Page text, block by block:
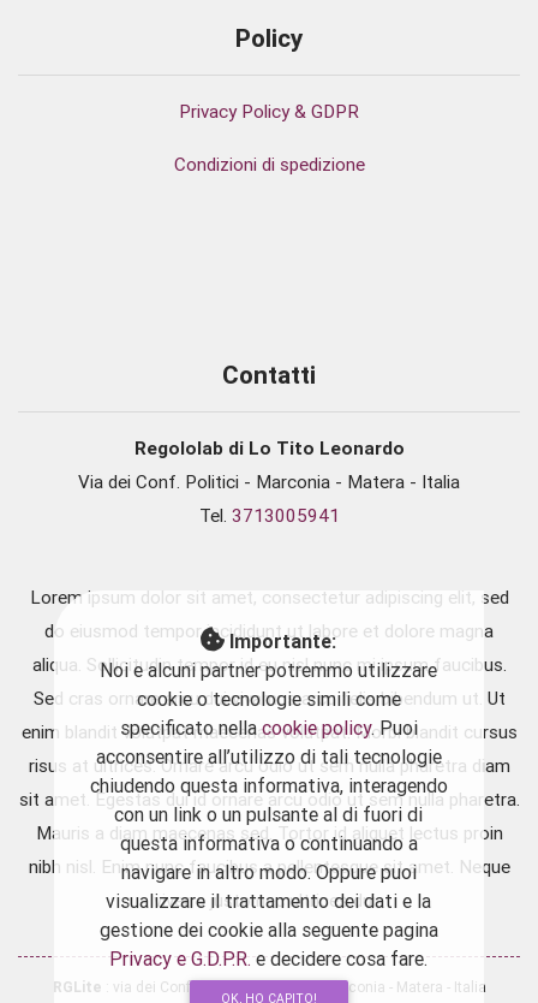
Policy
Privacy Policy & GDPR
Condizioni di spedizione
Contatti
Regololab di Lo Tito Leonardo
Via dei Conf. Politici - Marconia - Matera - Italia
Tel. 3713005941
Lorem ipsum dolor sit amet, consectetur adipiscing elit, sed
do eiusmod tempor incididunt ut labore et dolore magna
aliqua. Sollicitudin tempor id eu nisl nunc mi ipsum faucibus.
Sed cras ornare arcu dui vivamus arcu felis bibendum ut. Ut
enim blandit volutpat maecenas volutpat. Morbi blandit cursus
risus at ultrices. Ornare arcu odio ut sem nulla pharetra diam
sit amet. Egestas dui id ornare arcu odio ut sem nulla pharetra.
Mauris a diam maecenas sed. Tortor id aliquet lectus proin
nibh nisl. Enim nunc faucibus a pellentesque sit amet. Neque
viverra justo nec ultrices dui.
RGLite : via dei Confinati Politici - 75020 Marconia - Matera - Italia
Importante:
Noi e alcuni partner potremmo utilizzare
cookie o tecnologie simili come
specificato nellacookie policy. Puoi
acconsentire all’utilizzo di tali tecnologie
chiudendo questa informativa, interagendo
con un link o un pulsante al di fuori di
questa informativa o continuando a
navigare in altro modo. Oppure puoi
visualizzare il trattamento dei dati e la
gestione dei cookie alla seguente pagina
Privacy e G.D.P.R.e decidere cosa fare.
OK, HO CAPITO!